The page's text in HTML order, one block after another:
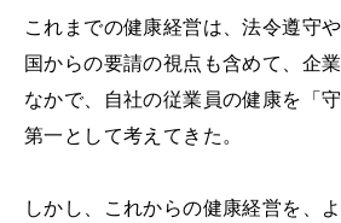
これまでの健康経営は、法令遵守
国からの要請の視点も含めて、企
なかで、自社の従業員の健康を「
第一として考えてきた。
しかし、これからの健康経営を、